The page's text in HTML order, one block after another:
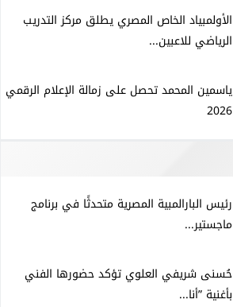
الأولمبياد الخاص المصري يطلق مركز التدريب
الرياضي للاعبين...
ياسمين المحمد تحصل على زمالة الإعلام الرقمي
2026
رئيس البارالمبية المصرية متحدثًا في برنامج
ماجستير...
حُسنى شريفي العلوي تؤكد حضورها الفني
بأغنية ”أنا...